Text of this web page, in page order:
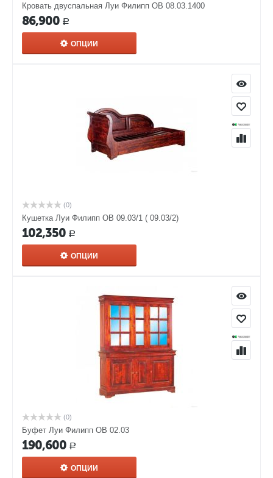
Кровать двуспальная Луи Филипп ОВ 08.03.1400
86,900 Р
ОПЦИИ
(0)
Кушетка Луи Филипп ОВ 09.03/1 ( 09.03/2)
102,350 Р
ОПЦИИ
(0)
Буфет Луи Филипп ОВ 02.03
190,600 Р
ОПЦИИ